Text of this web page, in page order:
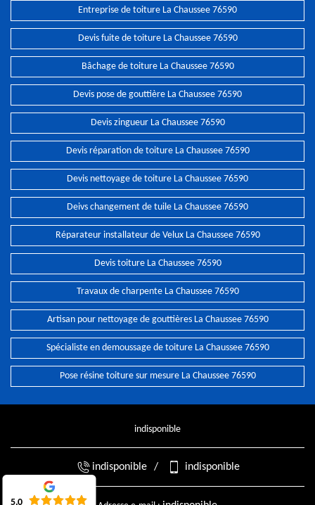
Entreprise de toiture La Chaussee 76590
Devis fuite de toiture La Chaussee 76590
Bâchage de toiture La Chaussee 76590
Devis pose de gouttière La Chaussee 76590
Devis zingueur La Chaussee 76590
Devis réparation de toiture La Chaussee 76590
Devis nettoyage de toiture La Chaussee 76590
Deivs changement de tuile La Chaussee 76590
Réparateur installateur de Velux La Chaussee 76590
Devis toiture La Chaussee 76590
Travaux de charpente La Chaussee 76590
Artisan pour nettoyage de gouttières La Chaussee 76590
Spécialiste en demoussage de toiture La Chaussee 76590
Pose résine toiture sur mesure La Chaussee 76590
indisponible
indisponible / indisponible
5.0